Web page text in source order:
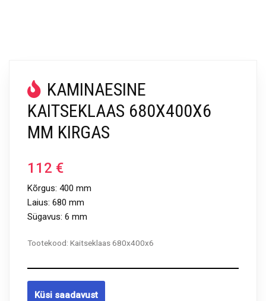
KAMINAESINE
KAITSEKLAAS 680X400X6
MM KIRGAS
112 €
Kõrgus: 400 mm
Laius: 680 mm
Sügavus: 6 mm
Tootekood: Kaitseklaas 680x400x6
Küsi saadavust